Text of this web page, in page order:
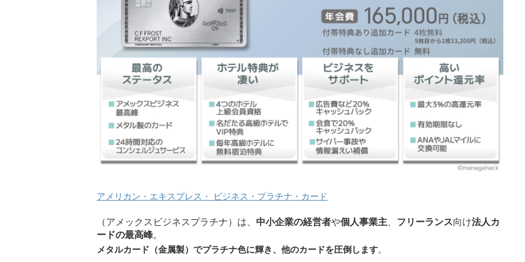
アメリカン・エキスプレス・ ビジネス・プラチナ・カード
（アメックスビジネスプラチナ）は、 中小企業の経営者や個人事業主、 フリーランス向け法人カ
ードの最高峰。
メタルカード（金属製）でプラチナ色に輝き、他のカードを圧倒します。